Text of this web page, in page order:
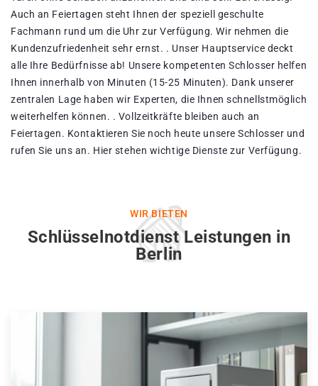
Auch an Feiertagen steht Ihnen der speziell geschulte
Fachmann rund um die Uhr zur Verfügung. Wir nehmen die
Kundenzufriedenheit sehr ernst. . Unser Hauptservice deckt
alle Ihre Bedürfnisse ab! Unsere kompetenten Schlosser helfen
Ihnen innerhalb von Minuten (15-25 Minuten). Dank unserer
zentralen Lage haben wir Experten, die Ihnen schnellstmöglich
weiterhelfen können. . Vollzeitkräfte bleiben auch an
Feiertagen. Kontaktieren Sie noch heute unsere Schlosser und
rufen Sie uns an. Hier stehen wichtige Dienste zur Verfügung.
WIR BIETEN
Schlüsselnotdienst Leistungen in
Berlin